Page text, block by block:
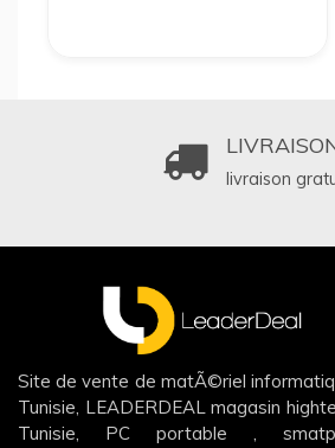
livraison
Site de vente de matÃ©riel
Tunisie, LEADERDEAL magasin
Tunisie, PC portable ,